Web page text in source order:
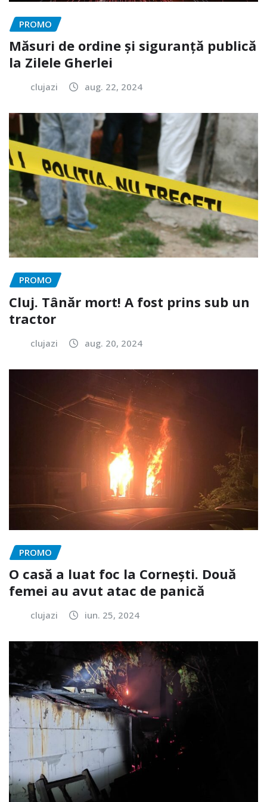
PROMO
Măsuri de ordine și siguranță publică
la Zilele Gherlei
clujazi aug. 22, 2024
PROMO
Cluj. Tânăr mort! A fost prins sub un
tractor
clujazi aug. 20, 2024
PROMO
O casă a luat foc la Cornești. Două
femei au avut atac de panică
clujazi iun. 25, 2024